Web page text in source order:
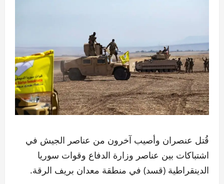
قُتل عنصران وأصيب آخرون من عناصر الجيش في
اشتباكات بين عناصر وزارة الدفاع وقوات سوريا
الدينقراطية (قسد) في منطقة معدان بريف الرقة.